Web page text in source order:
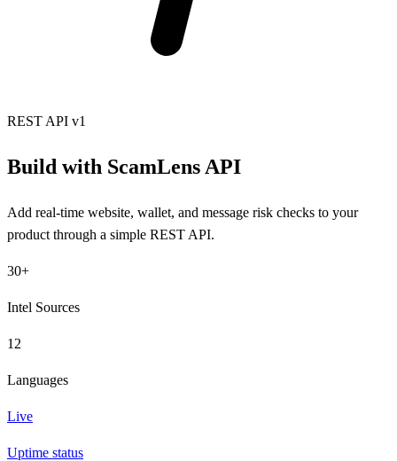
REST API v1
Build with ScamLens API
Add real-time website, wallet, and message risk checks to your
product through a simple REST API.
30+
Intel Sources
12
Languages
Live
Uptime status